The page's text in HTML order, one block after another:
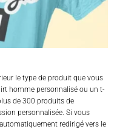
le type de produit que vous
homme personnalisé ou un t-
de 300 produits de
personnalisée. Si vous
redirigé vers le